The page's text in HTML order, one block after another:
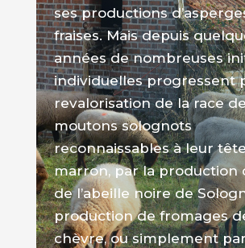
ses productions
fraises. Mais depuis
années de nombreuses
individuelles progressent
revalorisation de la race
moutons solognots
reconnaissables à leur tête
marron, par la production
de l’abeille noire de
production de fromages
chèvre, ou simplement